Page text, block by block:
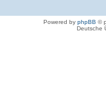
Powered by phpBB ©
Deutsche